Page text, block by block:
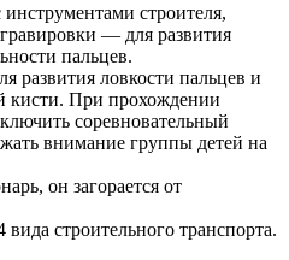
строителя,
— для развития
пальцев.
развития ловкости пальцев и
кисти. При прохождении
соревновательный
внимание группы детей на
он загорается от
строительного транспорта.